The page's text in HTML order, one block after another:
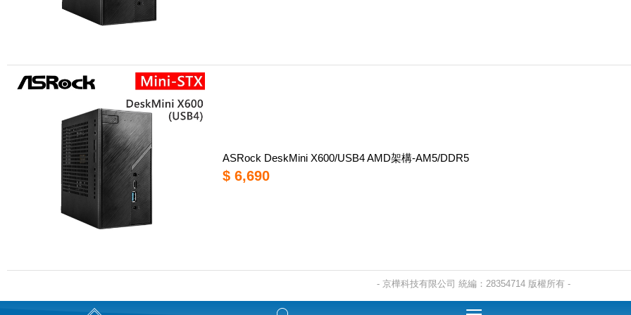
ASRock DeskMini X600/USB4 AMD架構-AM5/DDR5
$ 6,690
- 京樺科技有限公司 統編：28354714 版權所有 -